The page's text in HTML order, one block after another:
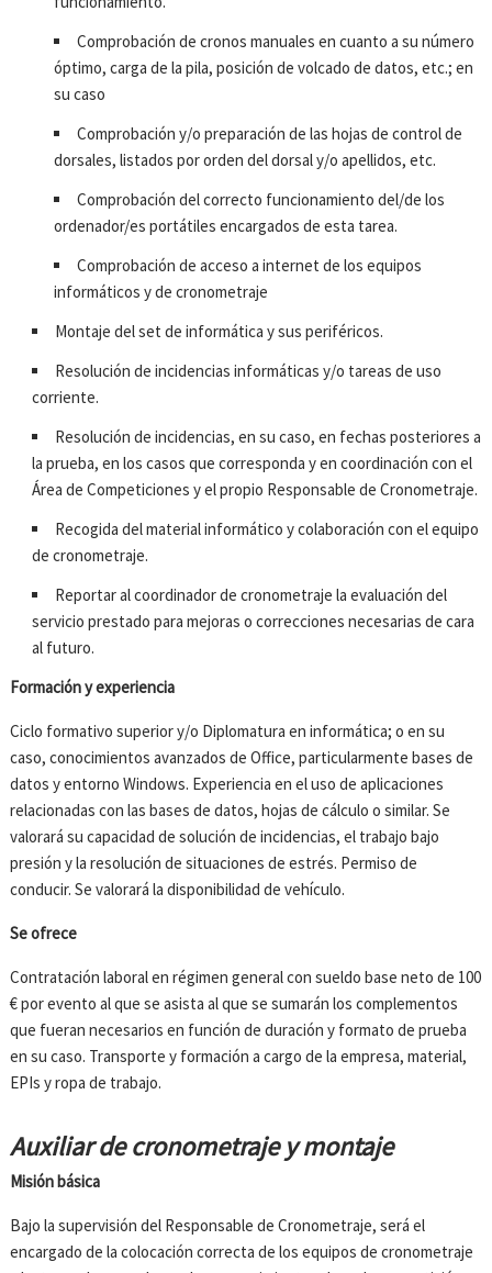
Comprobación de cronos manuales en cuanto a su número
óptimo, carga de la pila, posición de volcado de datos, etc.; en
su caso
Comprobación y/o preparación de las hojas de control de
dorsales, listados por orden del dorsal y/o apellidos, etc.
Comprobación del correcto funcionamiento del/de los
ordenador/es portátiles encargados de esta tarea.
Comprobación de acceso a internet de los equipos
informáticos y de cronometraje
Montaje del set de informática y sus periféricos.
Resolución de incidencias informáticas y/o tareas de uso
corriente.
Resolución de incidencias, en su caso, en fechas posteriores a
la prueba, en los casos que corresponda y en coordinación con el
Área de Competiciones y el propio Responsable de Cronometraje.
Recogida del material informático y colaboración con el equipo
de cronometraje.
Reportar al coordinador de cronometraje la evaluación del
servicio prestado para mejoras o correcciones necesarias de cara
al futuro.
Formación y experiencia
Ciclo formativo superior y/o Diplomatura en informática; o en su
caso, conocimientos avanzados de Office, particularmente bases de
datos y entorno Windows. Experiencia en el uso de aplicaciones
relacionadas con las bases de datos, hojas de cálculo o similar. Se
valorará su capacidad de solución de incidencias, el trabajo bajo
presión y la resolución de situaciones de estrés. Permiso de
conducir. Se valorará la disponibilidad de vehículo.
Se ofrece
Contratación laboral en régimen general con sueldo base neto de 100
€ por evento al que se asista al que se sumarán los complementos
que fueran necesarios en función de duración y formato de prueba
en su caso. Transporte y formación a cargo de la empresa, material,
EPIs y ropa de trabajo.
Auxiliar de cronometraje y montaje
Misión básica
Bajo la supervisión del Responsable de Cronometraje, será el
encargado de la colocación correcta de los equipos de cronometraje